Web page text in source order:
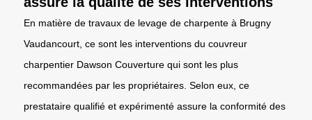
En matière de travaux de levage de charpente à Brugny
Vaudancourt, ce sont les interventions du couvreur
charpentier Dawson Couverture qui sont les plus
recommandées par les propriétaires. Selon eux, ce
prestataire qualifié et expérimenté assure la conformité des